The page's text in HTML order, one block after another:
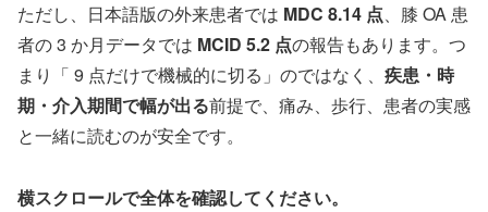
ただし、日本語版の外来患者では MDC 8.14 点、膝 OA 患
者の 3 か月データでは MCID 5.2 点の報告もあります。つ
まり「 9 点だけで機械的に切る」のではなく、 疾患・時
期・介入期間で幅が出る前提で、痛み、歩行、患者の実感
と一緒に読むのが安全です。
横スクロールで全体を確認してください。